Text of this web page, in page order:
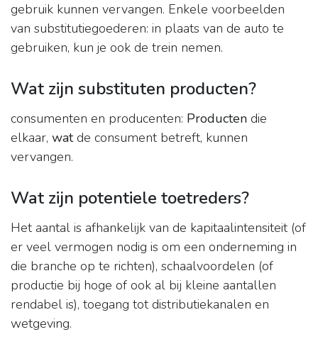
gebruik kunnen vervangen. Enkele voorbeelden
van substitutiegoederen: in plaats van de auto te
gebruiken, kun je ook de trein nemen.
Wat zijn substituten producten?
consumenten en producenten: Producten die
elkaar, watde consument betreft, kunnen
vervangen.
Wat zijn potentiele toetreders?
Het aantal is afhankelijk van de kapitaalintensiteit (of
er veel vermogen nodig is om een onderneming in
die branche op te richten), schaalvoordelen (of
productie bij hoge of ook al bij kleine aantallen
rendabel is), toegang tot distributiekanalen en
wetgeving.